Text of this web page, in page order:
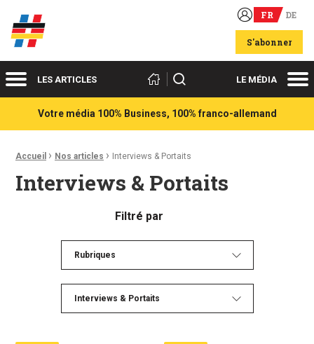
Acteurs du franco-allemand FR DE
S'abonner
MenuLES ARTICLES Rechercher LE MÉDIA
Votre média 100% Business, 100% franco-allemand
Fil d'Ariane :
Accueil › Nos articles › Interviews & Portaits
Interviews & Portaits
Filtré par
Rubriques
Interviews & Portaits